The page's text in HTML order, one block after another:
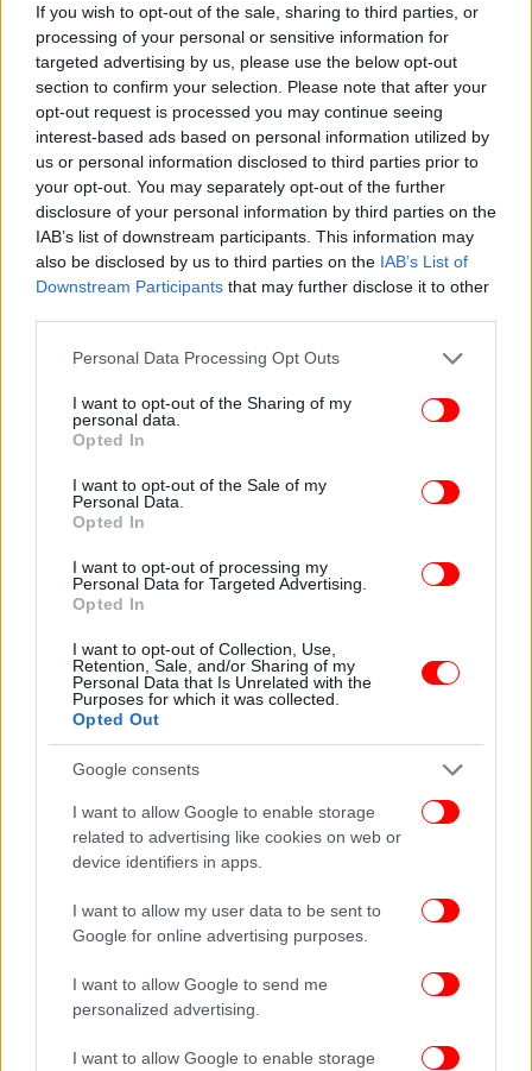
If you wish to opt-out of the sale, sharing to third parties, or
processing of your personal or sensitive information for
targeted advertising by us, please use the below opt-out
section to confirm your selection. Please note that after your
opt-out request is processed you may continue seeing
interest-based ads based on personal information utilized by
us or personal information disclosed to third parties prior to
your opt-out. You may separately opt-out of the further
disclosure of your personal information by third parties on the
IAB’s list of downstream participants. This information may
also be disclosed by us to third parties on the IAB’s List of
Downstream Participants that may further disclose it to other
Please note that this website/app uses one or more Google
not limited to your visit or usage behaviour. You may click to
grant or deny consent to Google and its third-party tags to
use your data for below specified purposes in below Google
consent section.
Personal Data Processing Opt Outs
I want to opt-out of the Sharing of my
personal data.
Opted In
I want to opt-out of the Sale of my
Personal Data.
Opted In
I want to opt-out of processing my
Personal Data for Targeted Advertising.
Opted In
I want to opt-out of Collection, Use,
Retention, Sale, and/or Sharing of my
Personal Data that Is Unrelated with the
Purposes for which it was collected.
Opted Out
Google consents
I want to allow Google to enable storage
related to advertising like cookies on web or
device identifiers in apps.
I want to allow my user data to be sent to
Google for online advertising purposes.
I want to allow Google to send me
personalized advertising.
I want to allow Google to enable storage
«Η Ευρώπη καθυστέρησε, έχουμε ξεπεράσει το
σημείο μηδέν, είναι αδιανόητη οποιαδήποτε
αναβλητικότητα. Οι ελληνικές προτάσεις
πρωταγωνιστούν στην ατζέντα. Στις προτάσεις της
επιτροπής περιλαμβάνονται και οι εκδοχές του
ελληνικού μηχανισμού ανάκτησης των υπερεσόδων
υιοθετηθεί από τη Γερμανία, όπως ανακοίνωσε ο
Στόχος η μείωση της κατανάλωσης κατά 10%
Ο κ. Σκρέκας ανέφερε ότι η κατανάλωση ενέργειας
στο Δημόσιο, σε 212.000 εγκαταστάσεις της γενικής
κυβέρνησης, ήταν 4450 γιγαβατώρες το 2020,
αυξήθηκε κατά 20 % σε 5.340 γιγαβατώρες το 2021,
που αντιστοιχεί στο 10,8% της συνολικής
κατανάλωσης στη χώρα, και το 2022 αναμένεται να
διατηρηθεί στο περυσινό επίπεδο.Στόχος των
παρεμβάσεων είναι η μείωση της κατανάλωσης
«Υπάρχει η πιθανότητα η ΕΕ να αποφασίσει
υποχρεωτική μείωση της κατανάλωσης φυσικού
αερίου κατά 15%. Η εξοικονόμηση ενέργειας βοηθά
αέριο και αφετέρου στη μείωση των λογαριασμών»
τόνισε ο υπουργός, σημειώνοντας ότι τον Ιούνιο
κατανάλωσης φυσικού αερίου κατά 22% και 14%
αντίστοιχα, ενώ τον Ιούλιο μειώθηκε κατά 13% η
κατανάλωση ηλεκτρικής ενέργειας.